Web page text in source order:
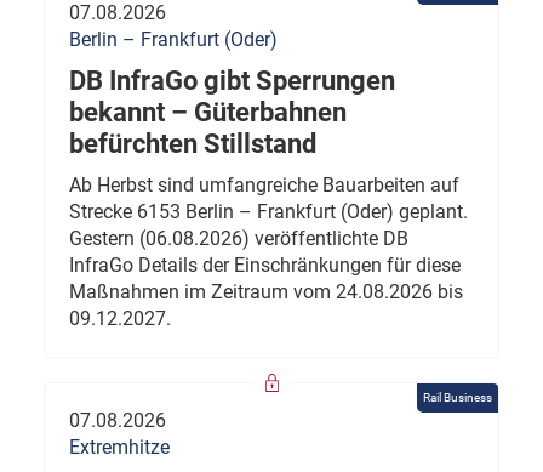
07.08.2026
Berlin – Frankfurt (Oder)
DB InfraGo gibt Sperrungen
bekannt – Güterbahnen
befürchten Stillstand
Ab Herbst sind umfangreiche Bauarbeiten auf
Strecke 6153 Berlin – Frankfurt (Oder) geplant.
Gestern (06.08.2026) veröffentlichte DB
InfraGo Details der Einschränkungen für diese
Maßnahmen im Zeitraum vom 24.08.2026 bis
09.12.2027.
Rail Business
07.08.2026
Extremhitze